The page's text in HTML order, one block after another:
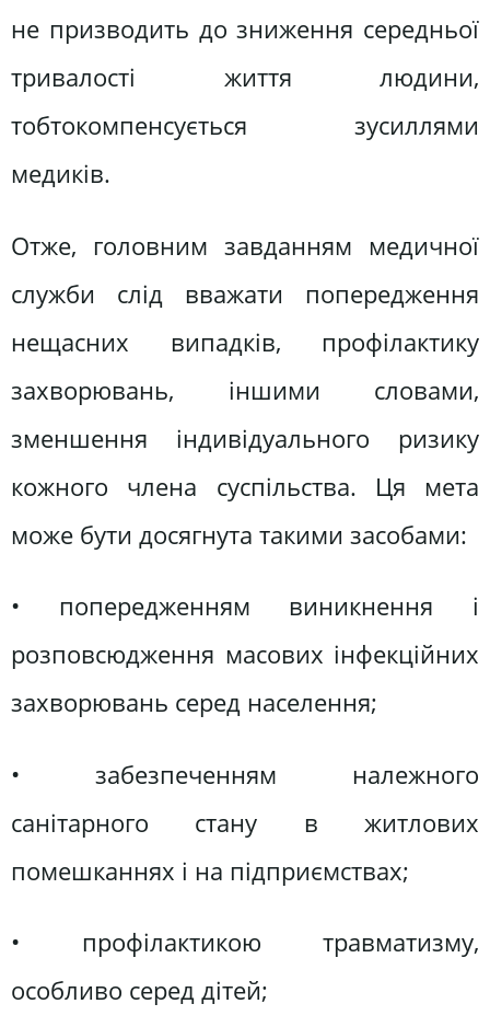
не призводить до зниження середньої
тривалості життя людини,
тобтокомпенсується зусиллями
медиків.
Отже, головним завданням медичної
служби слід вважати попередження
нещасних випадків, профілактику
захворювань, іншими словами,
зменшення індивідуального ризику
кожного члена суспільства. Ця мета
може бути досягнута такими засобами:
• попередженням виникнення і
розповсюдження масових інфекційних
захворювань серед населення;
• забезпеченням належного
санітарного стану в житлових
помешканнях і на підприємствах;
• профілактикою травматизму,
особливо серед дітей;